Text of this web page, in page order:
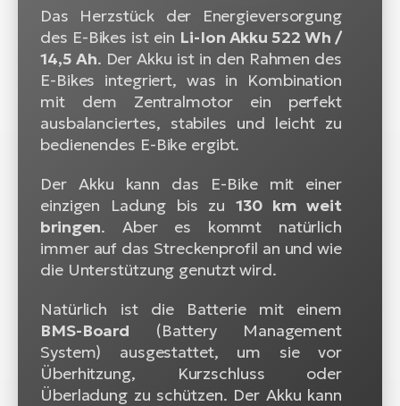
Das Herzstück der Energieversorgung
des E-Bikes ist ein Li-Ion Akku 522 Wh /
14,5 Ah. Der Akku ist in den Rahmen des
E-Bikes integriert, was in Kombination
mit dem Zentralmotor ein perfekt
ausbalanciertes, stabiles und leicht zu
bedienendes E-Bike ergibt.
Der Akku kann das E-Bike mit einer
einzigen Ladung bis zu 130 km weit
bringen. Aber es kommt natürlich
immer auf das Streckenprofil an und wie
die Unterstützung genutzt wird.
Natürlich ist die Batterie mit einem
BMS-Board (Battery Management
System) ausgestattet, um sie vor
Überhitzung, Kurzschluss oder
Überladung zu schützen. Der Akku kann